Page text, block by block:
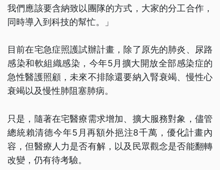
我們應該要含納致以團隊的方式，大家的分工合作，
同時導入到科技的幫忙。」
目前在宅急症照護試辦計畫，除了原先的肺炎、尿路
感染和軟組織感染，今年5月擴大開放全部感染症的
急性醫護照顧，未來不排除還要納入腎衰竭、慢性心
衰竭以及慢性肺阻塞肺病。
只是，隨著在宅醫療需求增加、擴大服務對象，儘管
總統賴清德今年5月再額外挹注8千萬，優化計畫內
容，但醫療人力是否有解，以及民眾觀念是否能翻轉
改變，仍有待考驗。